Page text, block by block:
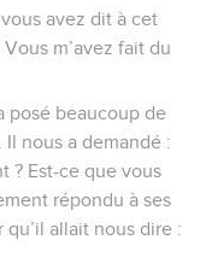
avez dit à cet
m’avez fait du
posé beaucoup de
nous a demandé :
? Est-ce que vous
répondu à ses
allait nous dire :